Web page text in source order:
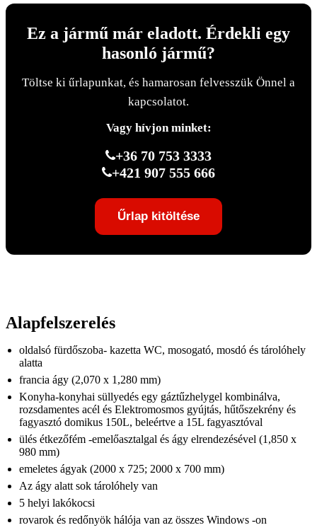
Ez a jármű már eladott. Érdekli egy
hasonló jármű?
Töltse ki űrlapunkat, és hamarosan felvesszük Önnel a
kapcsolatot.
Vagy hívjon minket:
+36 70 753 3333
+421 907 555 666
Űrlap kitöltése
Alapfelszerelés
oldalsó fürdőszoba- kazetta WC, mosogató, mosdó és tárolóhely
alatta
francia ágy (2,070 x 1,280 mm)
Konyha-konyhai süllyedés egy gáztűzhelygel kombinálva,
rozsdamentes acél és Elektromosmos gyújtás, hűtőszekrény és
fagyasztó domikus 150L, ​​beleértve a 15L fagyasztóval
ülés étkezőfém -emelőasztalgal és ágy elrendezésével (1,850 x
980 mm)
emeletes ágyak (2000 x 725; 2000 x 700 mm)
Az ágy alatt sok tárolóhely van
5 helyi lakókocsi
rovarok és redőnyök hálója van az összes Windows -on